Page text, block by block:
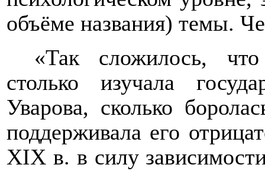
объёме названия) темы.
«Так сложилось, что
столько изучала
Уварова, сколько
поддерживала его
XIX в. в силу